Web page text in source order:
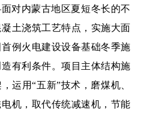
面对内蒙古地区夏短冬长的不
土浇筑工艺特点，实施大面
例火电建设设备基础冬季施
有利条件。项目主体结构施
运用“五新”技术，磨煤机、
机，取代传统减速机，节能